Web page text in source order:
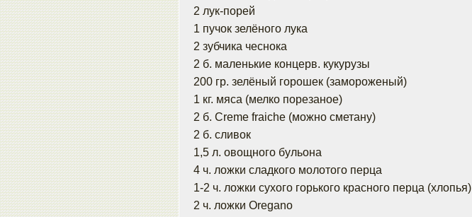
2 лук-порей
1 пучок зелёного лука
2 зубчика чеснока
2 б. маленькие концерв. кукурузы
200 гр. зелёный горошек (замороженый)
1 кг. мяса (мелко порезаное)
2 б. Creme fraiche (можно сметану)
2 б. сливок
1,5 л. овощного бульона
4 ч. ложки сладкого молотого перца
1-2 ч. ложки сухого горького красного перца (хлопья)
2 ч. ложки Oregano